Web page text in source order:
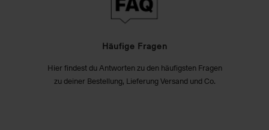
Häufige Fragen
Hier findest du Antworten zu den häufigsten Fragen
zu deiner Bestellung, Lieferung Versand und Co.